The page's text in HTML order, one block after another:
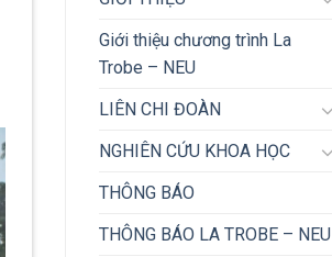
Giới thiệu chương trình La
Trobe – NEU
LIÊN CHI ĐOÀN
NGHIÊN CỨU KHOA HỌC
THÔNG BÁO
THÔNG BÁO LA TROBE – NEU